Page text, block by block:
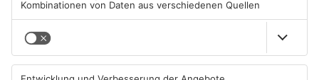
AB: Sperrmüllpresse brennt
auf Recyclinghof
01.08.2026, 14:33 UHR IN
AB: Aktion "Bewegung im
01.08.2026, 08:28 UHR IN